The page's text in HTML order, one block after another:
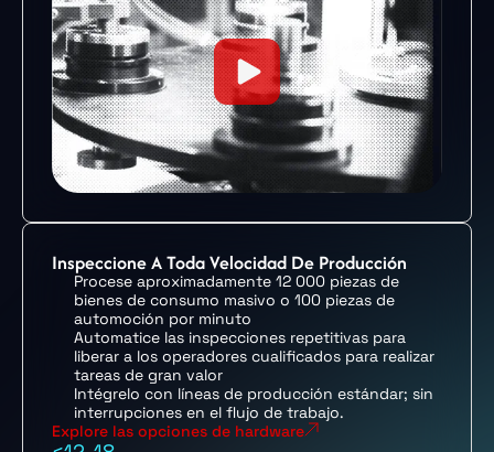
Inspeccione A Toda Velocidad De Producción
Procese aproximadamente 12 000 piezas de
bienes de consumo masivo o 100 piezas de
automoción por minuto
Automatice las inspecciones repetitivas para
liberar a los operadores cualificados para realizar
tareas de gran valor
Intégrelo con líneas de producción estándar; sin
interrupciones en el flujo de trabajo.
Explore las opciones de hardware